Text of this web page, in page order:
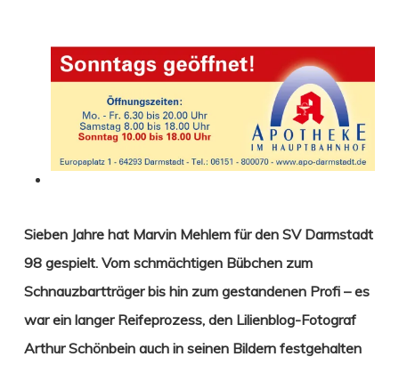
Sieben Jahre hat Marvin Mehlem für den SV Darmstadt
98 gespielt. Vom schmächtigen Bübchen zum
Schnauzbartträger bis hin zum gestandenen Profi – es
war ein langer Reifeprozess, den Lilienblog-Fotograf
Arthur Schönbein auch in seinen Bildern festgehalten